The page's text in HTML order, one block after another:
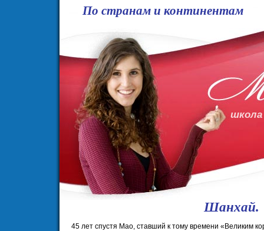
По странам и континентам
Шанхай.
45 лет спустя Мао, ставший к тому времени «Великим